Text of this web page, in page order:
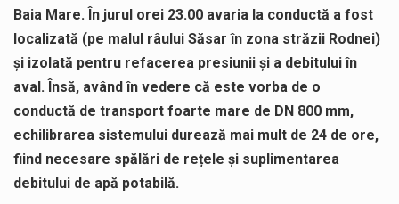
Baia Mare. În jurul orei 23.00 avaria la conductă a fost
localizată (pe malul râului Săsar în zona străzii Rodnei)
și izolată pentru refacerea presiunii și a debitului în
aval. Însă, având în vedere că este vorba de o
conductă de transport foarte mare de DN 800 mm,
echilibrarea sistemului durează mai mult de 24 de ore,
fiind necesare spălări de rețele și suplimentarea
debitului de apă potabilă.